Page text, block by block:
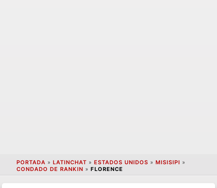
PORTADA » LATINCHAT » ESTADOS UNIDOS » MISISIPI »
CONDADO DE RANKIN » FLORENCE